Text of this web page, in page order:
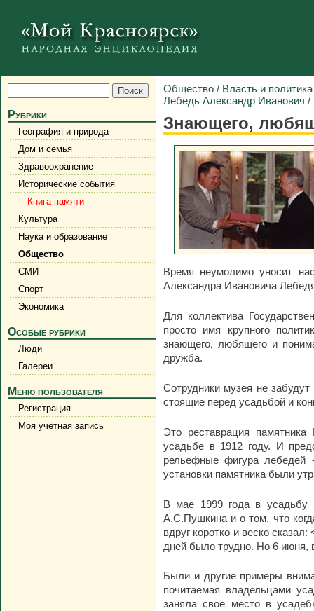
Рубрики
География и природа
Дом и семья
Здравоохранение
Исторические события
Книга памяти
Культура
Наука и образование
Общество
СМИ
Спорт
Экономика
Особые рубрики
Люди
Галереи
Меню пользователя
Регистрация
Моя учётная запись
Общество / Власть и политика
Лебедь Александр Иванович /
Знающего,
Время неумолимо уносит
Александра Ивановича
Для коллектива
просто имя крупного
знающего, любящего и
дружба.
Сотрудники музея не
стоящие перед усадьбой и
Это реставрация
усадьбе в 1912 году. И
рельефные фигура лебедей
установки памятника были
В мае 1999 года в усадьбу
А.С.Пушкина и о том, что
вдруг коротко и веско
дней было трудно. Но 6 июня,
Были и другие примеры
почитаемая владельцами
заняла свое место в